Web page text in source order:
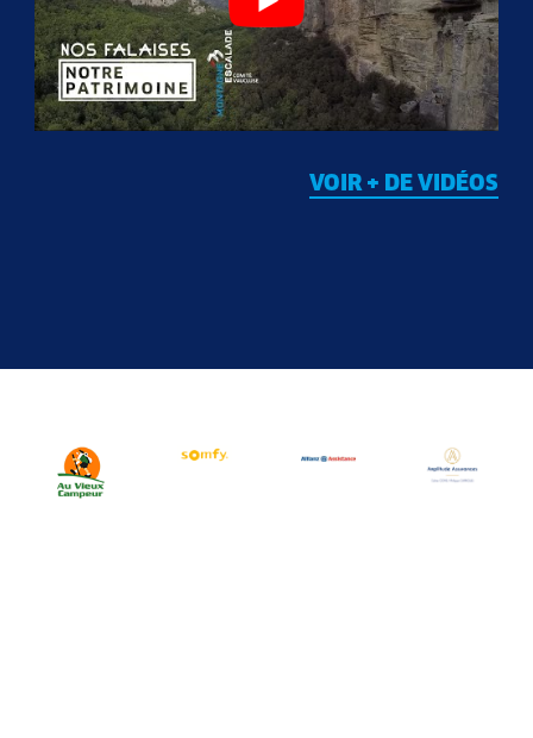
VOIR + DE VIDÉOS